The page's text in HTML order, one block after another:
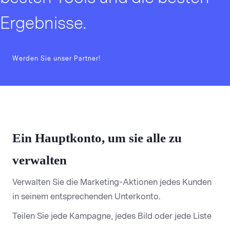
Ergebnisse.
Werden Sie unser Partner!
Ein Hauptkonto, um sie alle zu
verwalten
Verwalten Sie die Marketing-Aktionen jedes Kunden
in seinem entsprechenden Unterkonto.
Teilen Sie jede Kampagne, jedes Bild oder jede Liste